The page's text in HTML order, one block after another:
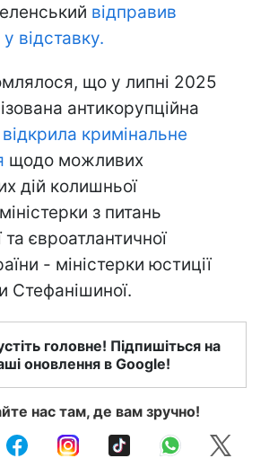
відправив
відставку.
що у липні 2025
антикорупційна
відкрила кримінальне
щодо можливих
дій колишньої
з питань
євроатлантичної
- міністерки юстиції
Стефанішиної.
головне! Підпишіться на
оновлення в Google!
нас там, де вам зручно!